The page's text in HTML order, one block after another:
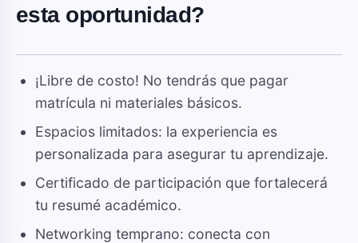
esta oportunidad?
¡Libre de costo! No tendrás que pagar
matrícula ni materiales básicos.
Espacios limitados: la experiencia es
personalizada para asegurar tu aprendizaje.
Certificado de participación que fortalecerá
tu resumé académico.
Networking temprano: conecta con